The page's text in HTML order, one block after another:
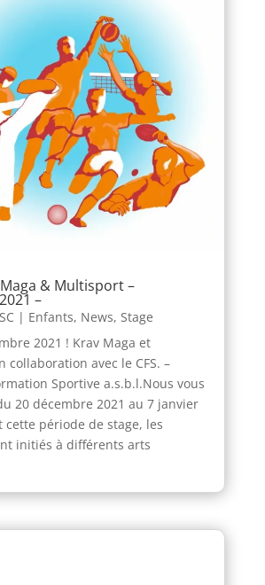
& Multisport –
–
| Enfants, News, Stage
2021 ! Krav Maga et
collaboration avec le CFS. –
Sportive a.s.b.l.Nous vous
20 décembre 2021 au 7 janvier
cette période de stage, les
initiés à différents arts